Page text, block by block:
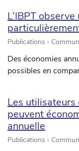
L’IBPT
Publications ›
Des économies
possibles en
Les utilisateurs
peuvent
annuelle
Publications ›